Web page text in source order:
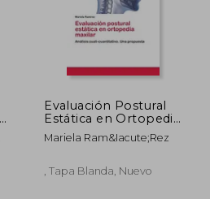
Evaluación Postural
Estática en Ortopedia
Maxilar
Mariela Ram&Iacute;Rez
, Tapa Blanda, Nuevo